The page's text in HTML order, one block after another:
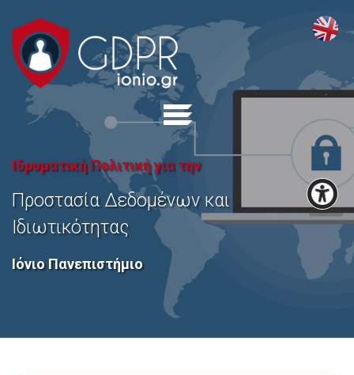
Ιδρυματική Πολιτική για την
Προστασία Δεδομένων και
Ιδιωτικότητας
Ιόνιο Πανεπιστήμιο